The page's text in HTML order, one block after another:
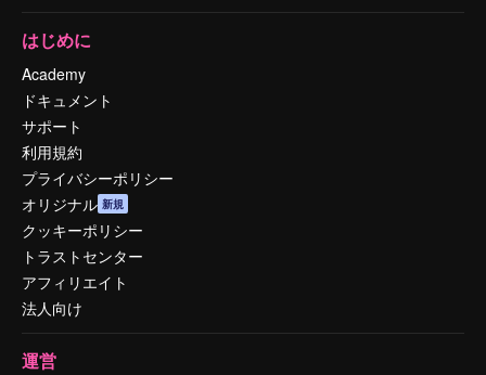
はじめに
Academy
ドキュメント
サポート
利用規約
プライバシーポリシー
オリジナル 新規
クッキーポリシー
トラストセンター
アフィリエイト
法人向け
運営